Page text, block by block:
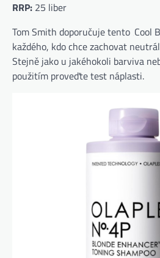
RRP: 25 liber
Tom Smith doporučuje tento ‚Cool
každého, kdo chce zachovat
Stejně jako u jakéhokoli barviva
použitím proveďte test náplasti.